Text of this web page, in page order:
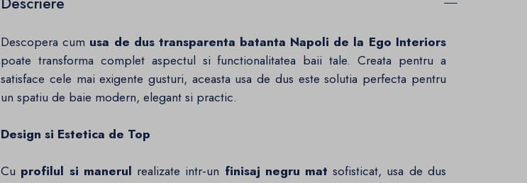
Descopera cum usa de dus transparenta batanta Napoli de la Ego Interiors
poate transforma complet aspectul si functionalitatea baii tale. Creata pentru a
satisface cele mai exigente gusturi, aceasta usa de dus este solutia perfecta pentru
un spatiu de baie modern, elegant si practic.
Design si Estetica de Top
Cu profilul si manerul realizate intr-un finisaj negru mat sofisticat, usa de dus